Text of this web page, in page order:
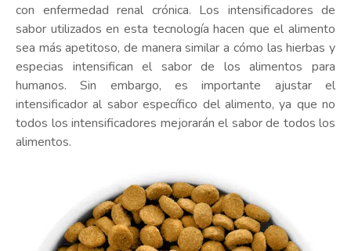
con enfermedad renal crónica. Los intensificadores de
sabor utilizados en esta tecnología hacen que el alimento
sea más apetitoso, de manera similar a cómo las hierbas y
especias intensifican el sabor de los alimentos para
humanos. Sin embargo, es importante ajustar el
intensificador al sabor específico del alimento, ya que no
todos los intensificadores mejorarán el sabor de todos los
alimentos.